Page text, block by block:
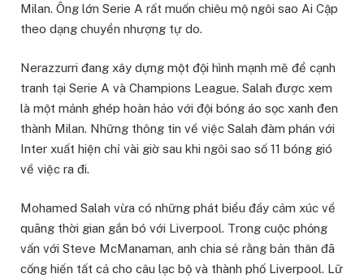
Milan. Ông lớn Serie A rất muốn chiêu mộ ngôi sao Ai Cập
theo dạng chuyển nhượng tự do.
Nerazzurri đang xây dựng một đội hình mạnh mẽ để cạnh
tranh tại Serie A và Champions League. Salah được xem
là một mảnh ghép hoàn hảo với đội bóng áo sọc xanh đen
thành Milan. Những thông tin về việc Salah đàm phán với
Inter xuất hiện chỉ vài giờ sau khi ngôi sao số 11 bóng gió
về việc ra đi.
Mohamed Salah vừa có những phát biểu đầy cảm xúc về
quãng thời gian gắn bó với Liverpool. Trong cuộc phỏng
vấn với Steve McManaman, anh chia sẻ rằng bản thân đã
cống hiến tất cả cho câu lạc bộ và thành phố Liverpool. Lữ